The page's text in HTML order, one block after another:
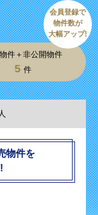
件＋非公開物件
5 件
会員登録で
物件数が
大幅アップ!
物件を